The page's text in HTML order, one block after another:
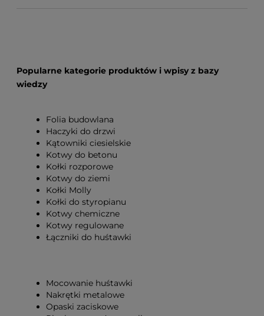
Popularne kategorie produktów i wpisy z bazy
wiedzy
Folia budowlana
Haczyki do drzwi
Kątowniki ciesielskie
Kotwy do betonu
Kołki rozporowe
Kotwy do ziemi
Kołki Molly
Kołki do styropianu
Kotwy chemiczne
Kotwy regulowane
Łączniki do huśtawki
Mocowanie huśtawki
Nakrętki metalowe
Opaski zaciskowe